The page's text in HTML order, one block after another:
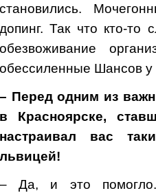
становились.
допинг. Так что кто-то
обезвоживание
обессиленные Шансов у
– Перед одним из
в Красноярске,
настраивал вас
львицей!
– Да, и это